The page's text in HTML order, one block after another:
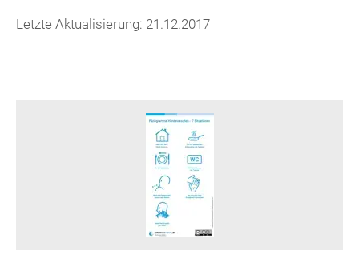
Letzte Aktualisierung: 21.12.2017